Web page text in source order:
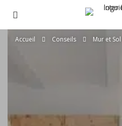
Accueil Conseils Mur et Sol